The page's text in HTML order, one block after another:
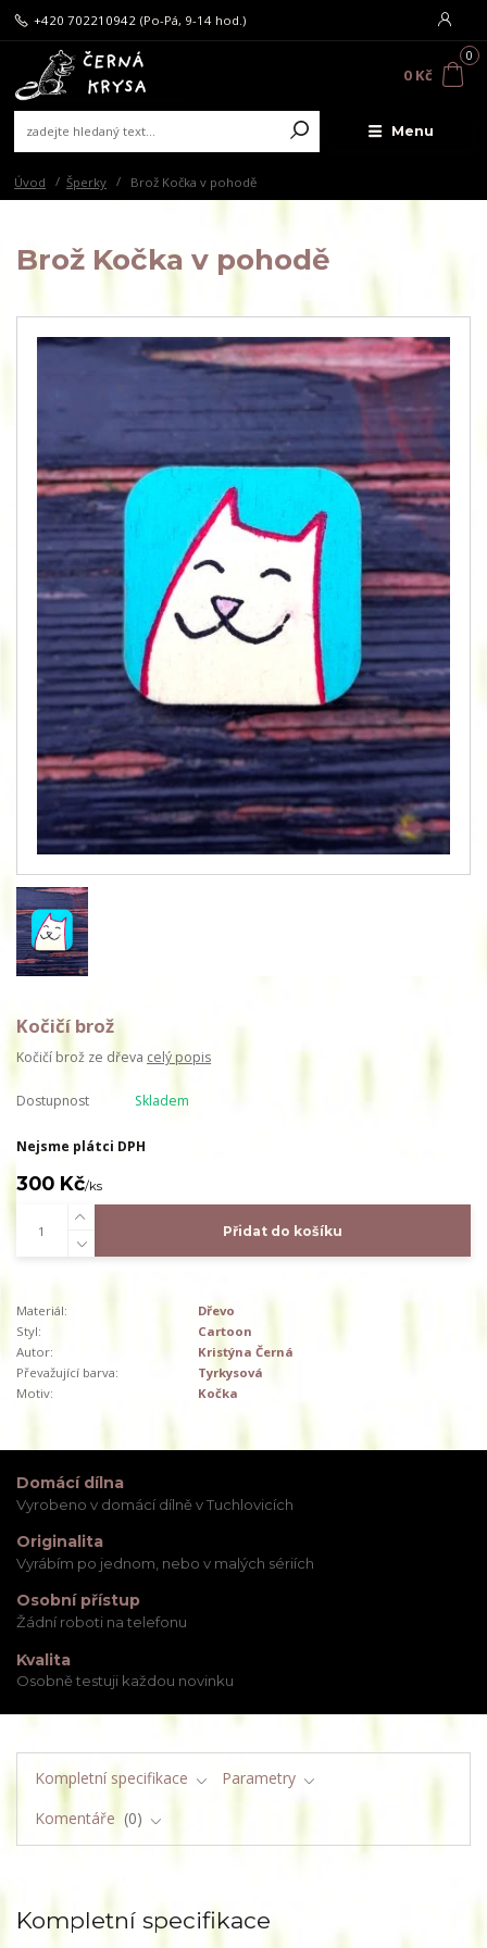
Menu
+420 702210942 (Po-Pá, 9-14 hod.)
0
0 Kč
Úvod Šperky Brož Kočka v pohodě
Brož Kočka v pohodě
Kočičí brož
Kočičí brož ze dřeva celý popis
Dostupnost Skladem
Nejsme plátci DPH
300 Kč/ks
Přidat do košíku
Materiál:
Dřevo
Styl:
Cartoon
Autor:
Kristýna Černá
Převažující barva:
Tyrkysová
Motiv:
Kočka
Domácí dílna
Vyrobeno v domácí dílně v Tuchlovicích
Originalita
Vyrábím po jednom, nebo v malých sériích
Osobní přístup
Žádní roboti na telefonu
Kvalita
Osobně testuji každou novinku
Kompletní specifikace
Parametry
Komentáře
0
Kompletní specifikace